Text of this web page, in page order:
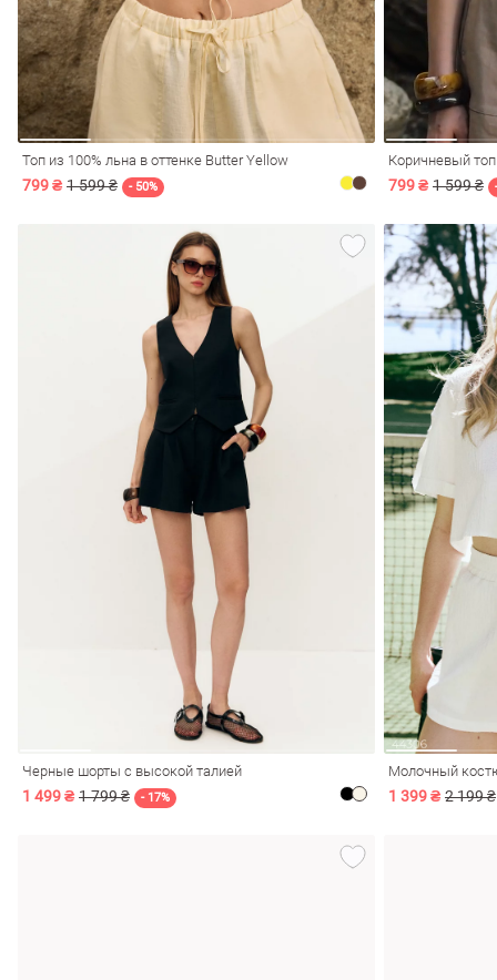
Топ из 100% льна в оттенке Butter Yellow
799 ₴ 1 599 ₴ - 50%
Коричневый
799 ₴ 1 599 ₴
Черные шорты с высокой талией
1 499 ₴ 1 799 ₴ - 17%
Молочный
1 399 ₴ 2 199 ₴